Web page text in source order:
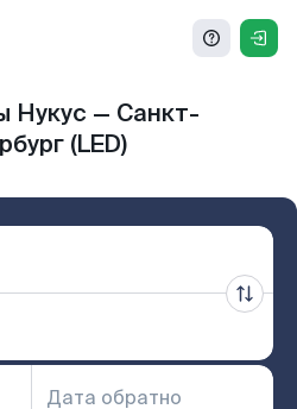
Нукус — Санкт-
(LED)